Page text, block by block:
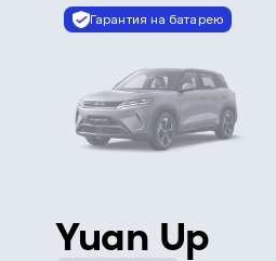
Гарантия на батарею
Yuan Up